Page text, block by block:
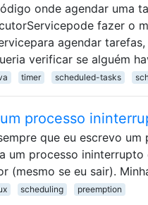
onde agendar uma
fazer o
agendar
verificar se alguém
timer scheduled-tasks
processo
que eu escrevo
um processo
(mesmo se eu sair).
scheduling preemption